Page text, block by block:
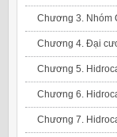
Chương 3. Nhóm
Chương 4. Đại
Chương 5.
Chương 6.
Chương 7.